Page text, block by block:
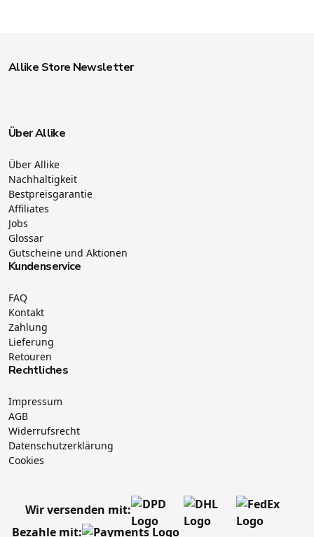
Allike Store Newsletter
Über Allike
Über Allike
Nachhaltigkeit
Bestpreisgarantie
Affiliates
Jobs
Glossar
Gutscheine und Aktionen
Kundenservice
FAQ
Kontakt
Zahlung
Lieferung
Retouren
Rechtliches
Impressum
AGB
Widerrufsrecht
Datenschutzerklärung
Cookies
Wir versenden mit:
Bezahle mit: